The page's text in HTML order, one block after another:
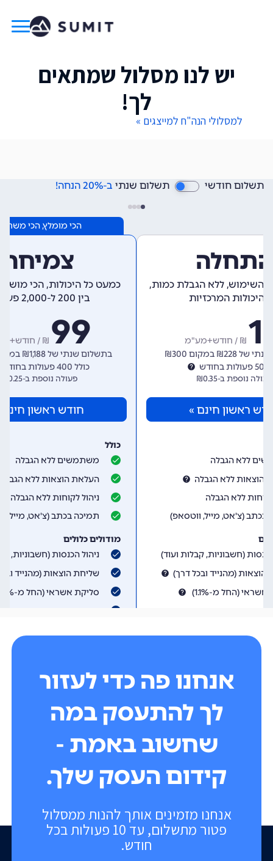
יש לנו מסלול שמתאים
לך!
למסלולי הנה"ח למייצגים »
אנחנו מזמינים אותך להנות ממסלול
פטור מתשלום, עד 10 פעולות בכל
חודש.
אנחנו פה כדי לעזור
לך להתעסק במה
שחשוב באמת -
קידום העסק שלך.